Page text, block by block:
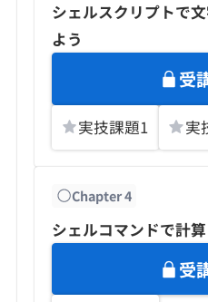
シェルスクリプトで
よう
受
実技課題1 実
Chapter4
シェルコマンドで計
受